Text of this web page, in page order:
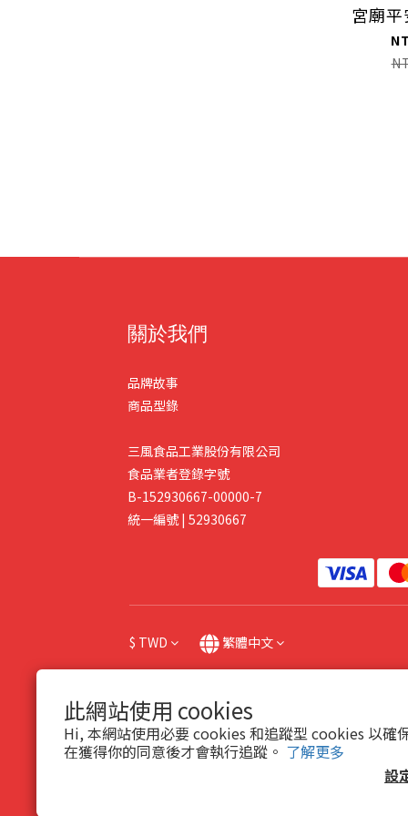
此網站使用 cookies
Hi, 本網站使用必要 cookies 和追蹤型 cookies 以確
在獲得你的同意後才會執行追蹤。 了解更多
設
宮廟
關於我們
品牌故事
商品型錄
三風食品工業股份有限公司
食品業者登錄字號
B-152930667-00000-7
統一編號 | 52930667
$ TWD 繁體中文
提醒您，我們不會以電話或簡訊方式請您操作ATM